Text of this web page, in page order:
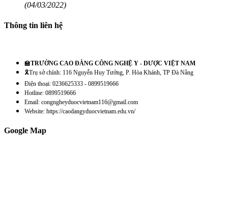
(04/03/2022)
Thông tin liên hệ
🏫TRƯỜNG CAO ĐẲNG CÔNG NGHỆ Y - DƯỢC VIỆT NAM
🎗️Trụ sở chính: 116 Nguyễn Huy Tưởng, P. Hòa Khánh, TP Đà Nẵng
Điện thoại: 0236625333 - 0899519666
Hotline: 0899519666
Email: congngheyduocvietnam116@gmail.com
Website: https://caodangyduocvietnam.edu.vn/
Google Map